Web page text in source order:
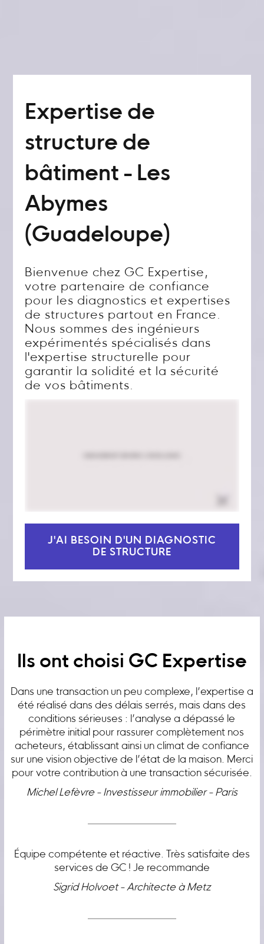
Expertise de
structure de
bâtiment - Les
Abymes
(Guadeloupe)
Bienvenue chez GC Expertise,
votre partenaire de confiance
pour les diagnostics et expertises
de structures partout en France.
Nous sommes des ingénieurs
expérimentés spécialisés dans
l'expertise structurelle pour
garantir la solidité et la sécurité
de vos bâtiments.
J'AI BESOIN D'UN DIAGNOSTIC
DE STRUCTURE
Ils ont choisi GC Expertise
Dans une transaction un peu complexe, l’expertise a
été réalisé dans des délais serrés, mais dans des
conditions sérieuses : l’analyse a dépassé le
périmètre initial pour rassurer complètement nos
acheteurs, établissant ainsi un climat de confiance
sur une vision objective de l’état de la maison. Merci
pour votre contribution à une transaction sécurisée.
Michel Lefèvre - Investisseur immobilier - Paris
Équipe compétente et réactive. Très satisfaite des
services de GC ! Je recommande
Sigrid Holvoet - Architecte à Metz